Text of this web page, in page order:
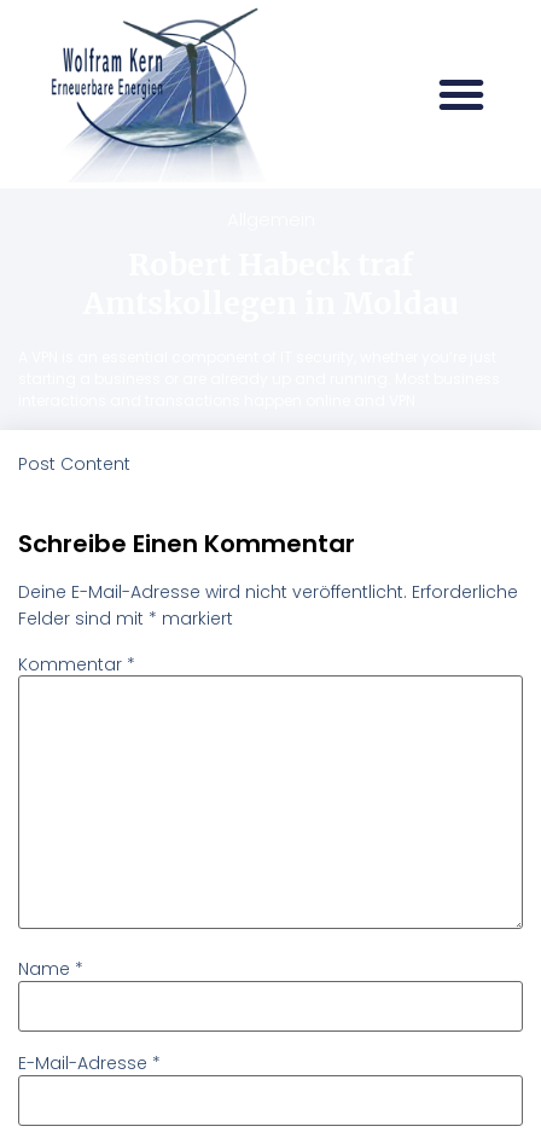
Post Content
Schreibe Einen Kommentar
Deine E-Mail-Adresse wird nicht veröffentlicht. Erforderliche
Felder sind mit * markiert
Kommentar *
Name *
E-Mail-Adresse *